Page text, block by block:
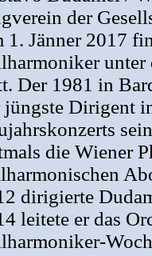
der
1. Jänner 2017
Der 1981 in
jüngste Dirigent
die Wiener
dirigierte
leitete er das